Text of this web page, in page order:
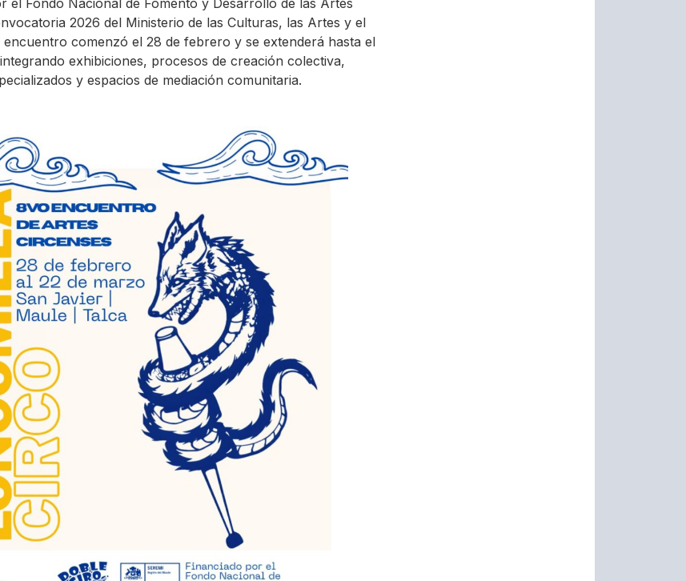
el Fondo Nacional de Fomento y Desarrollo de las Artes
2026 del Ministerio de las Culturas, las Artes y el
encuentro comenzó el 28 de febrero y se extenderá hasta el
exhibiciones, procesos de creación colectiva,
y espacios de mediación comunitaria.